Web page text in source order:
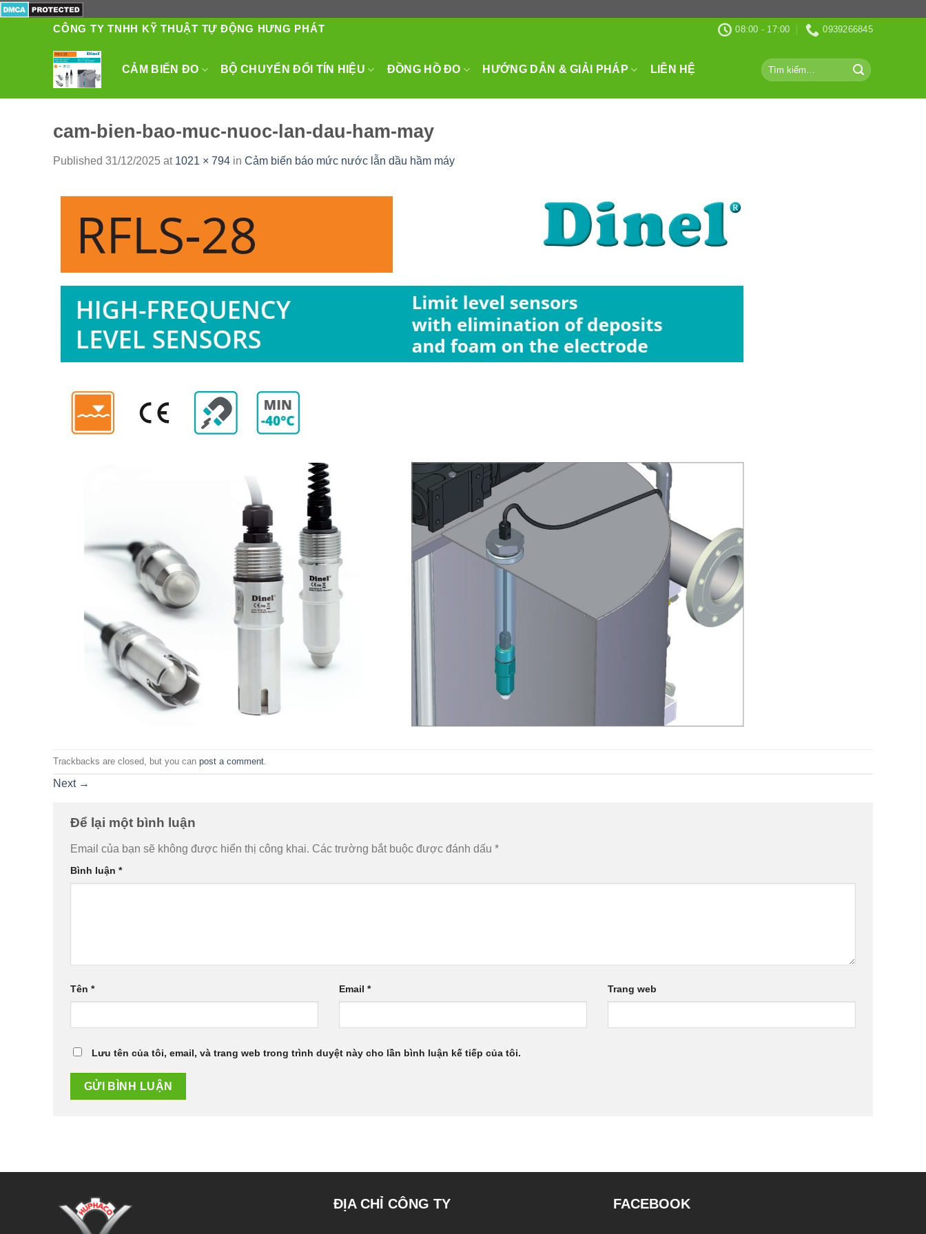
to
CÔNG TY TNHH KỸ THUẬT TỰ ĐỘNG HƯNG PHÁT 08:00 - 17:00 0939266845
CẢM BIẾN ĐO BỘ CHUYỂN ĐỔI TÍN HIỆU ĐỒNG HỒ ĐO HƯỚNG DẪN & GIẢI PHÁP LIÊN HỆ
Tìm
kiếm:
cam-bien-bao-muc-nuoc-lan-dau-ham-may
Published 31/12/2025 at 1021 × 794 in Cảm biến báo mức nước lẫn dầu hầm máy
Trackbacks are closed, but you can post a comment
Next →
Để lại một bình luận
Email của bạn sẽ không được hiển thị công khai. Các trường bắt buộc được đánh dấu *
Bình luận *
Tên * Email * Trang web
Lưu tên của tôi, email, và trang web trong trình duyệt này cho lần bình luận kế tiếp của tôi.
ĐỊA CHỈ CÔNG TY FACEBOOK